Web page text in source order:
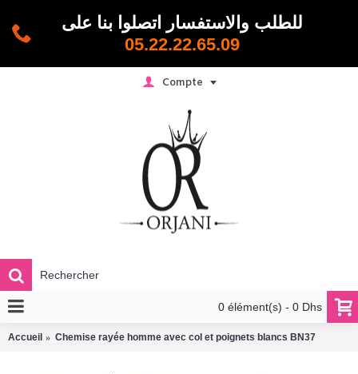
للطلب والاستفسار اتصلوا بنا على
05.22.22.65.09
Compte
0 élément(s) - 0 Dhs
Accueil Chemise rayée homme avec col et poignets blancs BN37